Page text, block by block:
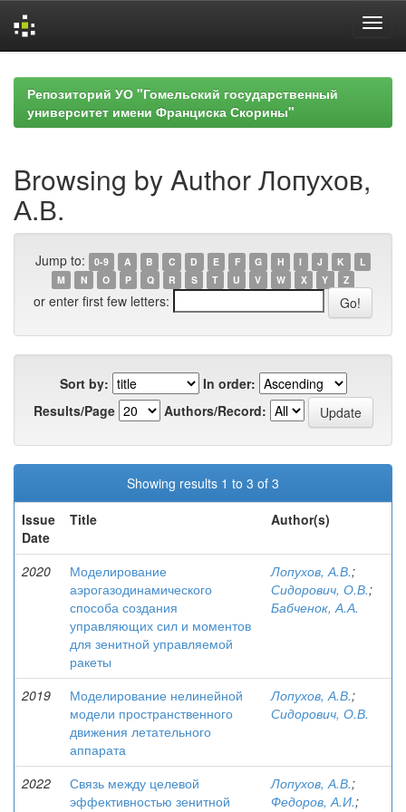
navigationРепозиторий УО "Гомельский государственный
университет имени Франциска Скорины"
Browsing by Author Лопухов,
А.В.
Jump to: 0-9 A B C D E F G H I J K
L
M
N O P Q R S T U V W X Y Z
or enter first few letters:
Sort by:
In order:
Results/Page
Authors/Record:
Showing results 1 to 3 of 3
Issue
Date
Title Author(s)
2020
Моделирование
аэрогазодинамического
способа создания
управляющих сил и моментов
для зенитной управляемой
ракеты
Лопухов, А.В.;
Сидорович, О.В.;
Бабченок, А.А.
2019
Моделирование нелинейной
модели пространственного
движения летательного
аппарата
Лопухов, А.В.;
Сидорович, О.В.
2022
Связь между целевой
эффективностью зенитной
Лопухов, А.В.;
Федоров, А.И.;